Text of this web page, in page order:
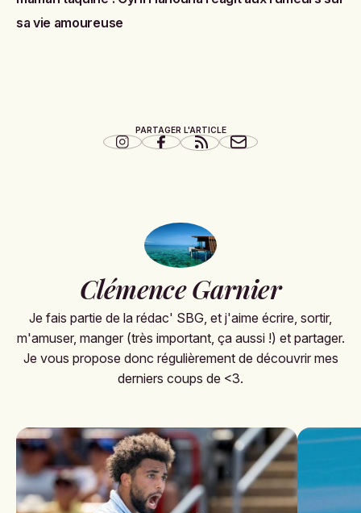
sa vie amoureuse
PARTAGER L'ARTICLE
Clémence Garnier
Je fais partie de la rédac' SBG, et j'aime écrire, sortir,
m'amuser, manger (très important, ça aussi !) et partager.
Je vous propose donc régulièrement de découvrir mes
derniers coups de <3.